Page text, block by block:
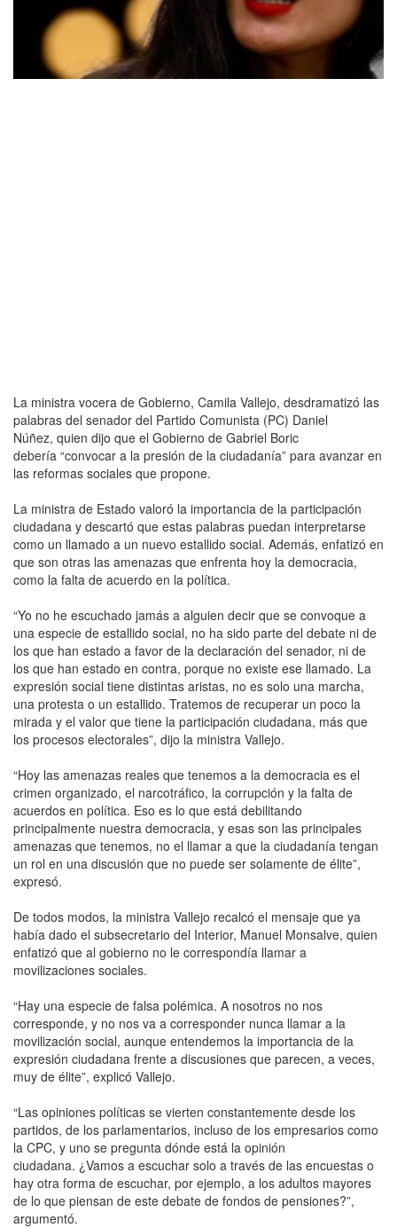
La ministra vocera de Gobierno, Camila Vallejo, desdramatizó las
palabras del senador del Partido Comunista (PC) Daniel
Núñez, quien dijo que el Gobierno de Gabriel Boric
debería “convocar a la presión de la ciudadanía” para avanzar en
las reformas sociales que propone.
La ministra de Estado valoró la importancia de la participación
ciudadana y descartó que estas palabras puedan interpretarse
como un llamado a un nuevo estallido social. Además, enfatizó en
que son otras las amenazas que enfrenta hoy la democracia,
como la falta de acuerdo en la política.
“Yo no he escuchado jamás a alguien decir que se convoque a
una especie de estallido social, no ha sido parte del debate ni de
los que han estado a favor de la declaración del senador, ni de
los que han estado en contra, porque no existe ese llamado. La
expresión social tiene distintas aristas, no es solo una marcha,
una protesta o un estallido. Tratemos de recuperar un poco la
mirada y el valor que tiene la participación ciudadana, más que
los procesos electorales”, dijo la ministra Vallejo.
“Hoy las amenazas reales que tenemos a la democracia es el
crimen organizado, el narcotráfico, la corrupción y la falta de
acuerdos en política. Eso es lo que está debilitando
principalmente nuestra democracia, y esas son las principales
amenazas que tenemos, no el llamar a que la ciudadanía tengan
un rol en una discusión que no puede ser solamente de élite”,
expresó.
De todos modos, la ministra Vallejo recalcó el mensaje que ya
había dado el subsecretario del Interior, Manuel Monsalve, quien
enfatizó que al gobierno no le correspondía llamar a
movilizaciones sociales.
“Hay una especie de falsa polémica. A nosotros no nos
corresponde, y no nos va a corresponder nunca llamar a la
movilización social, aunque entendemos la importancia de la
expresión ciudadana frente a discusiones que parecen, a veces,
muy de élite”, explicó Vallejo.
“Las opiniones políticas se vierten constantemente desde los
partidos, de los parlamentarios, incluso de los empresarios como
la CPC, y uno se pregunta dónde está la opinión
ciudadana. ¿Vamos a escuchar solo a través de las encuestas o
hay otra forma de escuchar, por ejemplo, a los adultos mayores
de lo que piensan de este debate de fondos de pensiones?”,
argumentó.